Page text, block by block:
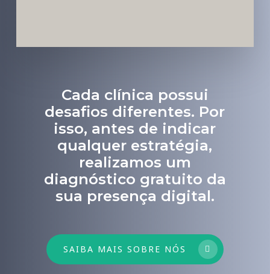
Cada clínica possui
desafios diferentes. Por
isso, antes de indicar
qualquer estratégia,
realizamos um
diagnóstico gratuito da
sua presença digital.
SAIBA MAIS SOBRE NÓS